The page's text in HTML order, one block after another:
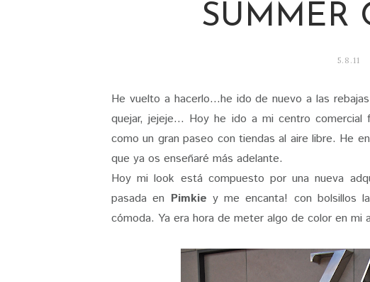
SUMMER
5.8.11
He vuelto a hacerlo...he ido de nuevo a las
quejar, jejeje... Hoy he ido a mi centro comercial
como un gran paseo con tiendas al aire libre. He
que ya os enseñaré más adelante.
Hoy mi look está compuesto por una nueva
pasada en Pimkie y me encanta! con bolsillos
cómoda. Ya era hora de meter algo de color en mi